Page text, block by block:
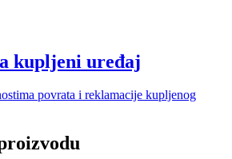
kupljeni uređaj
povrata i reklamacije kupljenog